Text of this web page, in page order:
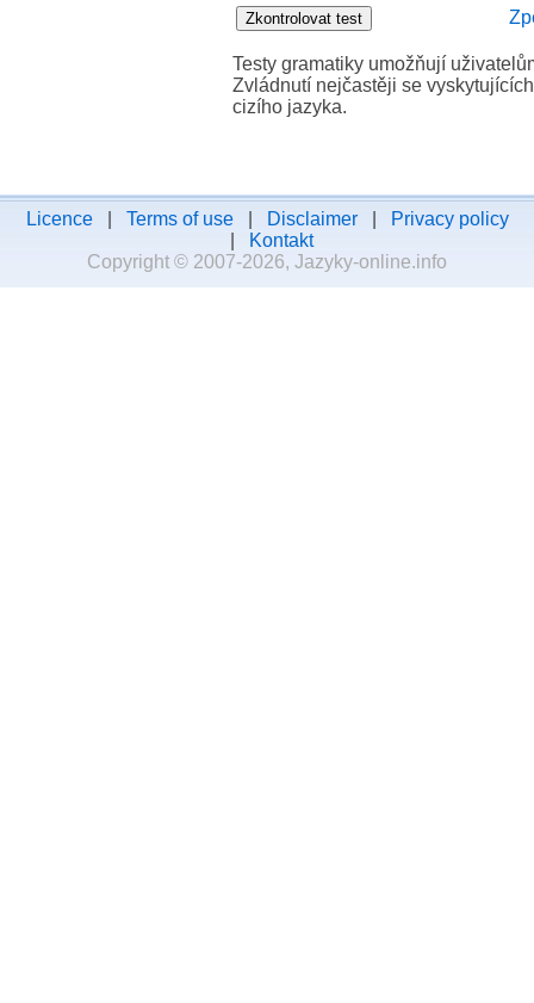
Testy gramatiky umožňují
Zvládnutí nejčastěji se
cizího jazyka.
Licence| Terms of use| Disclaimer|
Privacy policy
Kontakt
Copyright © 2007-2026, Jazyky-online.info